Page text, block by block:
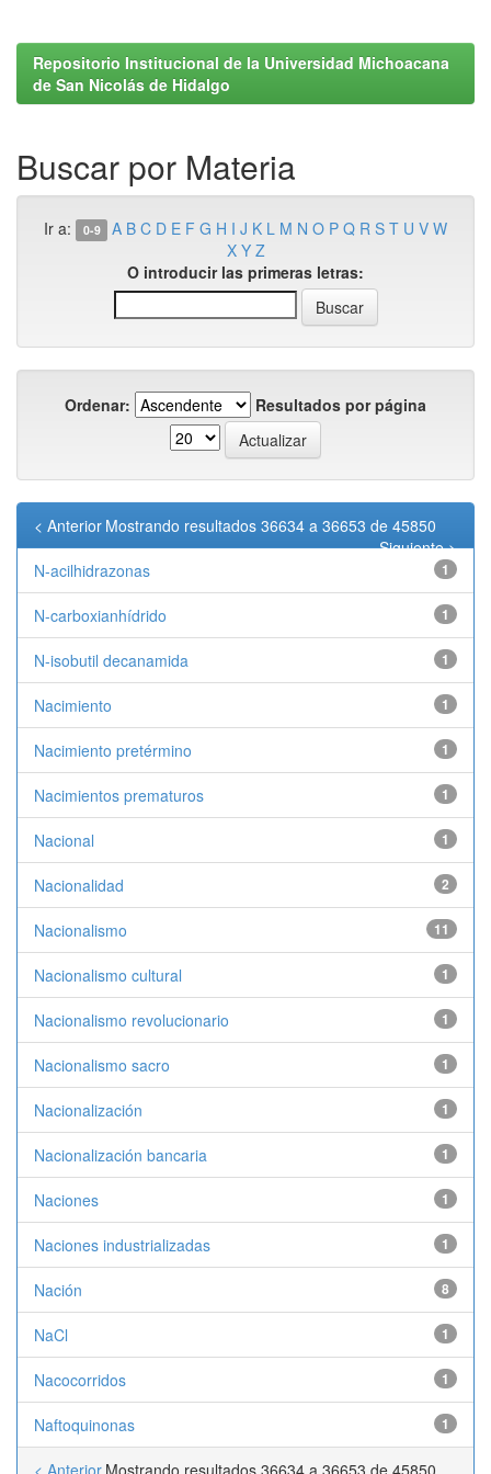
Repositorio Institucional de la Universidad Michoacana
de San Nicolás de Hidalgo
Buscar por Materia
Ir a: 0-9 A B C D E F G H I J K L M N O P Q R S T U V W
X Y Z
O introducir las primeras letras:
Ordenar: Resultados por página
Mostrando resultados 36634 a 36653 de 45850
< Anterior
Siguiente >
N-acilhidrazonas
1
N-carboxianhídrido 1
N-isobutil decanamida 1
Nacimiento 1
Nacimiento pretérmino 1
Nacimientos prematuros 1
Nacional 1
Nacionalidad 2
Nacionalismo 11
Nacionalismo cultural 1
Nacionalismo revolucionario 1
Nacionalismo sacro 1
Nacionalización 1
Nacionalización bancaria 1
Naciones 1
Naciones industrializadas 1
Nación 8
NaCl 1
Nacocorridos 1
Naftoquinonas 1
Mostrando resultados 36634 a 36653 de 45850
< Anterior